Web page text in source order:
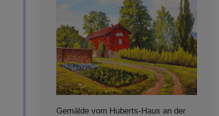
Gemälde vom Huberts-Haus an der